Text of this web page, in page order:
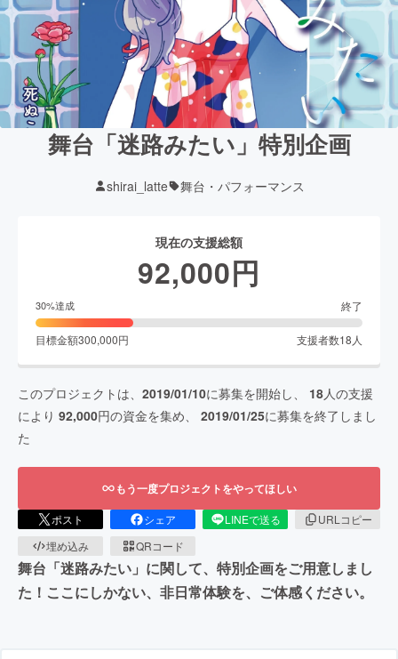
舞台「迷路みたい」特別企画
shirai_latte 舞台・パフォーマンス
現在の支援総額
92,000円
30%達成 終了
目標金額300,000円 支援者数18 人
このプロジェクトは、 2019/01/10に募集を開始し、 18人の支援
により 92,000円の資金を集め、 2019/01/25に募集を終了しまし
た
もう一度プロジェクトをやってほしい
ポスト シェア LINEで送る
URLコピー
埋め込み
QRコード
舞台「迷路みたい」に関して、特別企画をご用意しまし
た！ここにしかない、非日常体験を、ご体感ください。